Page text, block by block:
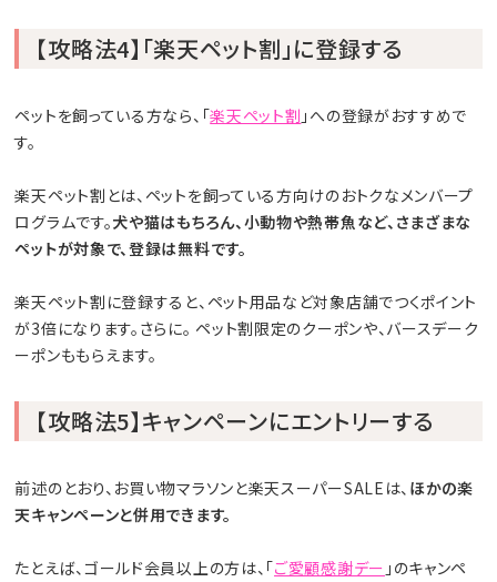
【攻略法4】「楽天ペット割」に登録する
ペットを飼っている方なら、「楽天ペット割 」への登録がおすすめで
す。
楽天ペット割とは、ペットを飼っている方向けのおトクなメンバープ
ログラムです。犬や猫はもちろん、小動物や熱帯魚など、さまざまな
ペットが対象で、登録は無料です。
楽天ペット割に登録すると、ペット用品など対象店舗でつくポイント
が3倍になります。さらに。 ペット割限定のクーポンや、バースデーク
ーポンももらえます。
【攻略法5】キャンペーンにエントリーする
前述のとおり、お買い物マラソンと楽天スーパーSALEは、 ほかの楽
天キャンペーンと併用できます。
たとえば、ゴールド会員以上の方は、「ご愛顧感謝デー 」のキャンペ